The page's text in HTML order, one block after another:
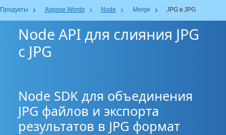
Продукты Aspose.Words Node Merge JPG в JPG
Node API для слияния JPG
с JPG
Node SDK для объединения
JPG файлов и экспорта
результатов в JPG формат